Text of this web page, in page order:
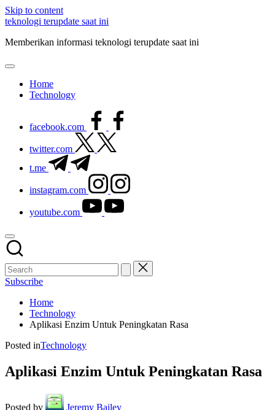
Skip to content
teknologi terupdate saat ini
Memberikan informasi teknologi terupdate saat ini
Home
Technology
facebook.com
twitter.com
t.me
instagram.com
youtube.com
Subscribe
Home
Technology
Aplikasi Enzim Untuk Peningkatan Rasa
Posted inTechnology
Aplikasi Enzim Untuk Peningkatan Rasa
Posted by Jeremy Bailey